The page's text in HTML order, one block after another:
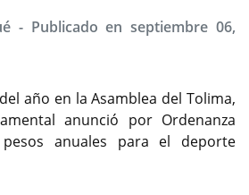
- Publicado en septiembre 06,
año en la Asamblea del Tolima,
anunció por Ordenanza
anuales para el deporte